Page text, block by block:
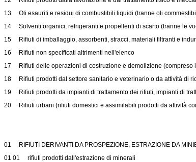
13 Oli esauriti e residui di combustibili liquidi (tranne oli
14 Solventi organici, refrigeranti e propellenti di scarto (tranne le
15 Rifiuti di imballaggio, assorbenti, stracci, materiali filtranti e
16 Rifiuti non specificati altrimenti nell'elenco
17 Rifiuti delle operazioni di costruzione e demolizione (compreso
18 Rifiuti prodotti dal settore sanitario e veterinario o da attività di
19 Rifiuti prodotti da impianti di trattamento dei rifiuti, impianti di
20 Rifiuti urbani (rifiuti domestici e assimilabili prodotti da attività
01 RIFIUTI DERIVANTI DA PROSPEZIONE, ESTRAZIONE DA
01 01 rifiuti prodotti dall'estrazione di minerali